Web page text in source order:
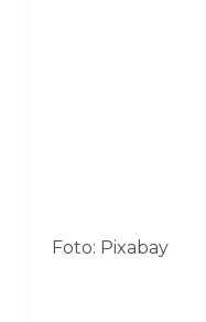
Foto: Pixabay